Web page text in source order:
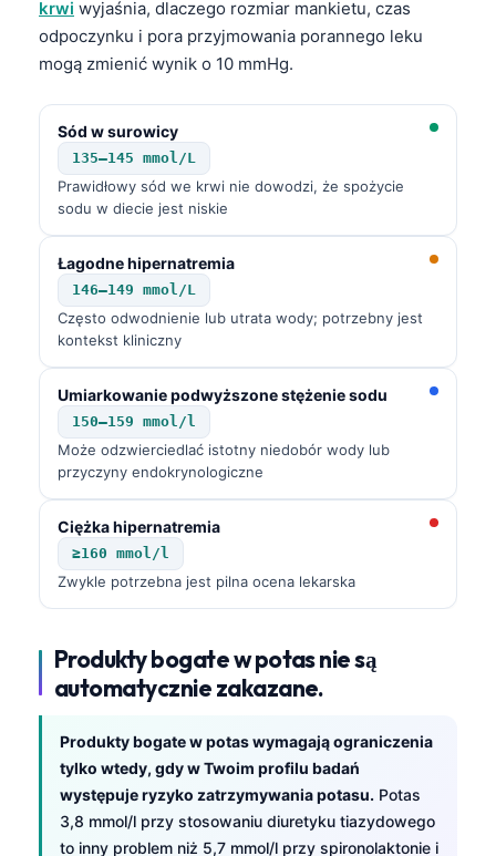
krwi wyjaśnia, dlaczego rozmiar mankietu, czas
odpoczynku i pora przyjmowania porannego leku
mogą zmienić wynik o 10 mmHg.
Sód w surowicy
135–145 mmol/L
Prawidłowy sód we krwi nie dowodzi, że spożycie
sodu w diecie jest niskie
Łagodne hipernatremia
146–149 mmol/L
Często odwodnienie lub utrata wody; potrzebny jest
kontekst kliniczny
Umiarkowanie podwyższone stężenie sodu
150–159 mmol/l
Może odzwierciedlać istotny niedobór wody lub
przyczyny endokrynologiczne
Ciężka hipernatremia
≥160 mmol/l
Zwykle potrzebna jest pilna ocena lekarska
Produkty bogate w potas nie są
automatycznie zakazane.
Produkty bogate w potas wymagają ograniczenia
tylko wtedy, gdy w Twoim profilu badań
występuje ryzyko zatrzymywania potasu. Potas
3,8 mmol/l przy stosowaniu diuretyku tiazydowego
to inny problem niż 5,7 mmol/l przy spironolaktonie i
اردو
मराठी
தமிழ்
ગુજરાતી
മലയാളം
Bahasa Melayu
Tagalog
ไทย
ဗမာစာ
Kiswahili
አማርኛ
O‘zbekcha
Català
Қазақ тілі
Suomi
Hrvatski
Slovenčina